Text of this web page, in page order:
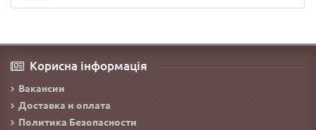
Корисна інформація
Вакансии
Доставка и оплата
Политика Безопасности